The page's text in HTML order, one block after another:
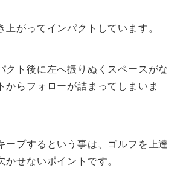
上がってインパクトしています。
クト後に左へ振りぬくスペースがな
からフォローが詰まってしまいま
ープするという事は、ゴルフを上達
かせないポイントです。